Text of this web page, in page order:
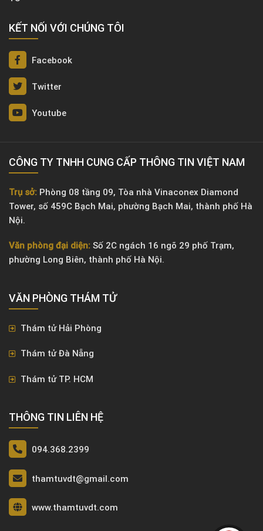
KẾT NỐI VỚI CHÚNG TÔI
Facebook
Twitter
Youtube
CÔNG TY TNHH CUNG CẤP THÔNG TIN VIỆT NAM
Trụ sở: Phòng 08 tầng 09, Tòa nhà Vinaconex Diamond
Tower, số 459C Bạch Mai, phường Bạch Mai, thành phố Hà
Nội.
Văn phòng đại diện: Số 2C ngách 16 ngõ 29 phố Trạm,
phường Long Biên, thành phố Hà Nội.
VĂN PHÒNG ​THÁM TỬ
Thám tử Hải Phòng
Thám tử Đà Nẵng
Thám tử TP. HCM
THÔNG TIN LIÊN HỆ
094.368.2399
thamtuvdt@gmail.com
www.thamtuvdt.com